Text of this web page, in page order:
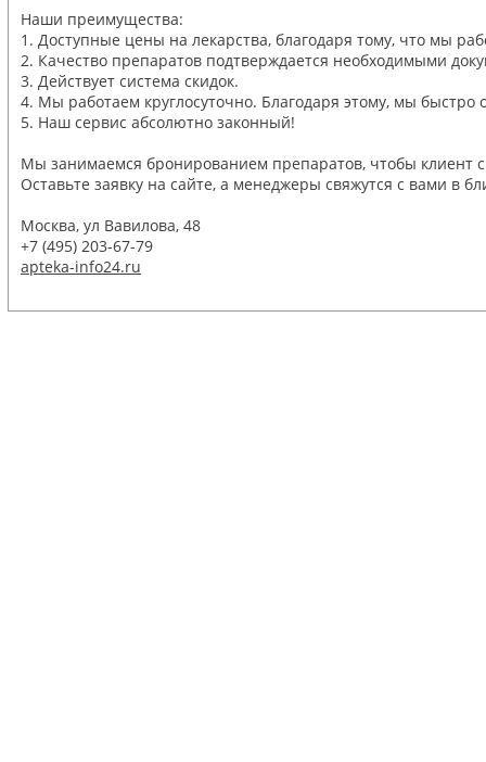
Наши преимущества:
1. Доступные цены на лекарства, благодаря тому, что мы
2. Качество препаратов подтверждается необходимыми
3. Действует система скидок.
4. Мы работаем круглосуточно. Благодаря этому, мы
5. Наш сервис абсолютно законный!
Мы занимаемся бронированием препаратов, чтобы клиент
Оставьте заявку на сайте, а менеджеры свяжутся с вами в
Москва, ул Вавилова, 48
+7 (495) 203-67-79
apteka-info24.ru